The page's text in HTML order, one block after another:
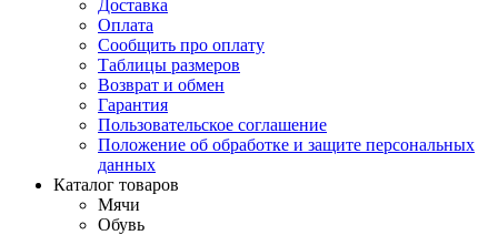
Доставка
Оплата
Сообщить про оплату
Таблицы размеров
Возврат и обмен
Гарантия
Пользовательское соглашение
Положение об обработке и защите персональных
данных
Каталог товаров
Мячи
Обувь